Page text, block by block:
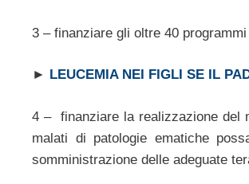
3 – finanziare gli oltre 40
► LEUCEMIA NEI FIGLI SE IL
4 – finanziare la realizzazione del
malati di patologie ematiche
somministrazione delle adeguate